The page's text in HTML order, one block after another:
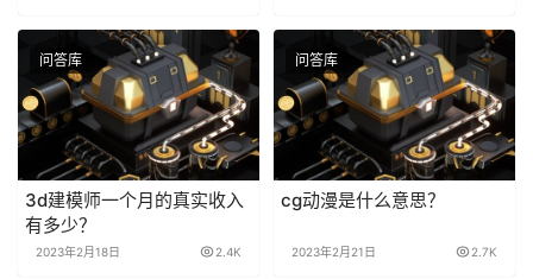
问答库
3d建模师一个月的真实收入
有多少？
2023年2月18日 2.4K
问答库
cg动漫是什么意思？
2023年2月21日 2.7K